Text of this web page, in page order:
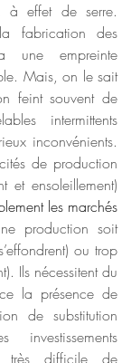
à effet de serre.
fabrication des
une empreinte
Mais, on le sait
feint souvent de
intermittents
inconvénients.
de production
et ensoleillement)
les marchés
production soit
ou trop
Ils nécessitent du
la présence de
de substitution
très difficile de